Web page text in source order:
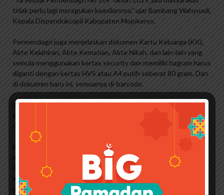
tidak perlu lagi meragukan keasliannya,” ujar Bambang Wahyuadi,
Kepala Dispendukcapil Kabupaten Mojokeryo.
Permendagri juga menjelaskan dokumen Kartu Keluarga (KK),
Akte Kelahiran, Akte Kematian, Akte Nikah, dan lain-lain yang
semula menggunakan kertas security dan memiliki hagram harus
diganti dengan kertas HVS atau A4 putih seberat 80 gram. Dan
di dokumen baru ini, semuanya di-barcode.
Sementara itu, masyarakat juga dapat memverifikasi sendiri
keasliannya dan langsung menggunakan aplikasi VeryDS yang
dapat diunduh dari PlayStore.
Berkat aplikasi ini, cukup memindai barcode dan hasilnya akan
menunjukkan data yang sesuai dengan data yang ada di
dokumen. Jika data yang ditampilkan identik, dokumen tersebut
asli. Sebaliknya, jika data yang ditampilkan berbeda, berarti
dokumen tersebut palsu.